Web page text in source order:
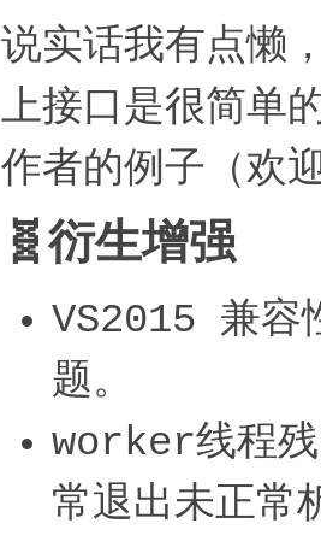
说实话我有点懒
上接口是很简单
作者的例子（欢
🧬衍生增强
VS2015 兼容
题。
worker线程
常退出未正